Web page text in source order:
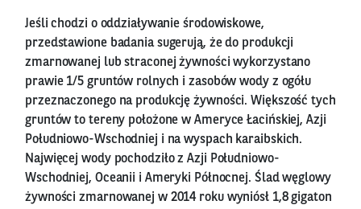
Jeśli chodzi o oddziaływanie środowiskowe,
przedstawione badania sugerują, że do produkcji
zmarnowanej lub straconej żywności wykorzystano
prawie 1/5 gruntów rolnych i zasobów wody z ogółu
przeznaczonego na produkcję żywności. Większość tych
gruntów to tereny położone w Ameryce Łacińskiej, Azji
Południowo-Wschodniej i na wyspach karaibskich.
Najwięcej wody pochodziło z Azji Południowo-
Wschodniej, Oceanii i Ameryki Północnej. Ślad węglowy
żywności zmarnowanej w 2014 roku wyniósł 1,8 gigaton